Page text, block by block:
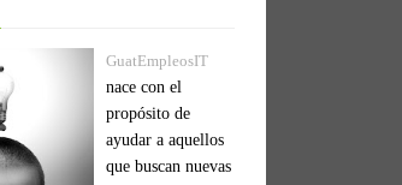
GuatEmpleosIT
nace con el
propósito de
ayudar a aquellos
que buscan nuevas